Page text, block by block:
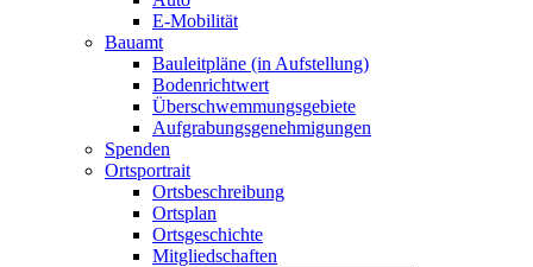
E-Mobilität
Bauamt
Bauleitpläne (in Aufstellung)
Bodenrichtwert
Überschwemmungsgebiete
Aufgrabungsgenehmigungen
Spenden
Ortsportrait
Ortsbeschreibung
Ortsplan
Ortsgeschichte
Mitgliedschaften